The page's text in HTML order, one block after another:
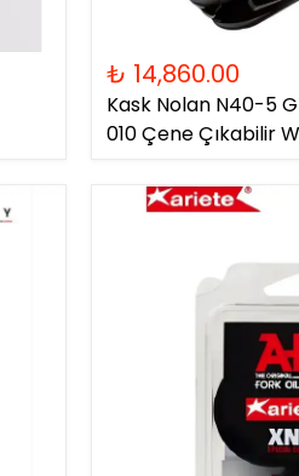
₺ 14,860.00
Kask Nolan N40-5
010 Çene Çıkabilir